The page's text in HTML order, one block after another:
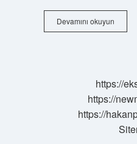
Devamını okuyunGerilla
Savaşı
https://
https://
https://